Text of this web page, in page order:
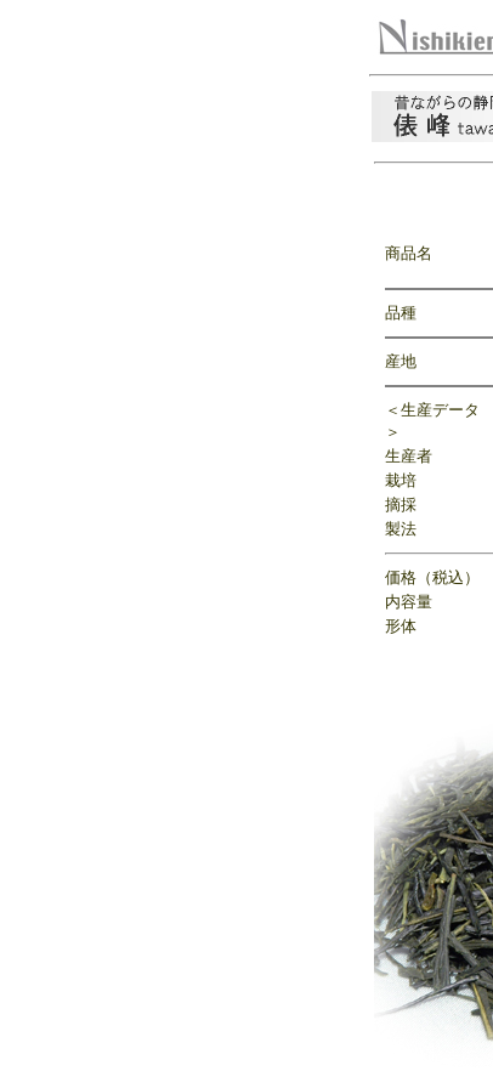
商品名
品種
産地
＜生産データ
＞
生産者
栽培
摘採
製法
価格（税込）
内容量
形体